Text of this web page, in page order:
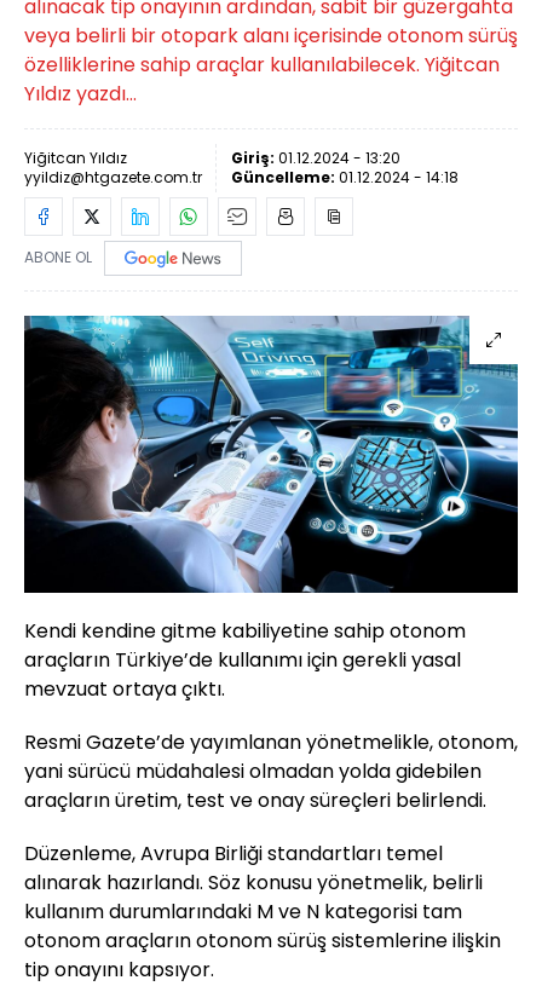
alınacak tip onayının ardından, sabit bir güzergahta
veya belirli bir otopark alanı içerisinde otonom sürüş
özelliklerine sahip araçlar kullanılabilecek. Yiğitcan
Yıldız yazdı...
Yiğitcan Yıldız
yyildiz@htgazete.com.tr
Giriş: 01.12.2024 - 13:20
Güncelleme: 01.12.2024 - 14:18
ABONE OL
Kendi kendine gitme kabiliyetine sahip otonom
araçların Türkiye’de kullanımı için gerekli yasal
mevzuat ortaya çıktı.
Resmi Gazete’de yayımlanan yönetmelikle, otonom,
yani sürücü müdahalesi olmadan yolda gidebilen
araçların üretim, test ve onay süreçleri belirlendi.
Düzenleme, Avrupa Birliği standartları temel
alınarak hazırlandı. Söz konusu yönetmelik, belirli
kullanım durumlarındaki M ve N kategorisi tam
otonom araçların otonom sürüş sistemlerine ilişkin
tip onayını kapsıyor.